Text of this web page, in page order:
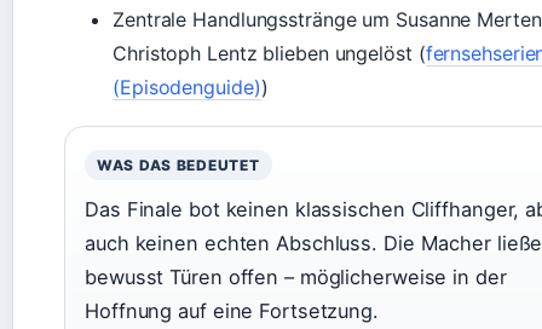
Zentrale Handlungsstränge um Susanne
Christoph Lentz blieben ungelöst (
(Episodenguide))
WAS DAS BEDEUTET
Das Finale bot keinen klassischen Cliffhanger,
auch keinen echten Abschluss. Die Macher
bewusst Türen offen – möglicherweise in der
Hoffnung auf eine Fortsetzung.